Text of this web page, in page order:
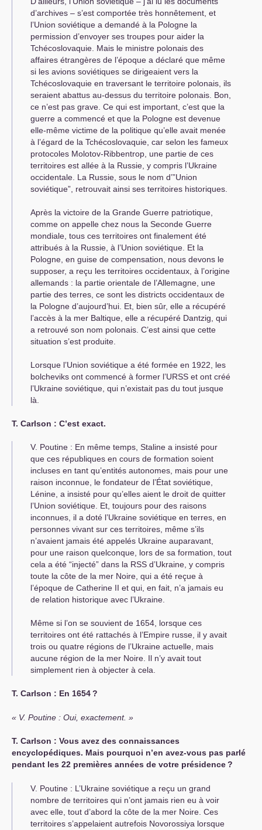
d’archives – s’est comportée très honnêtement, et
l’Union soviétique a demandé à la Pologne la
permission d’envoyer ses troupes pour aider la
Tchécoslovaquie. Mais le ministre polonais des
affaires étrangères de l’époque a déclaré que même
si les avions soviétiques se dirigeaient vers la
Tchécoslovaquie en traversant le territoire polonais, ils
seraient abattus au-dessus du territoire polonais. Bon,
ce n’est pas grave. Ce qui est important, c’est que la
guerre a commencé et que la Pologne est devenue
elle-même victime de la politique qu’elle avait menée
à l’égard de la Tchécoslovaquie, car selon les fameux
protocoles Molotov-Ribbentrop, une partie de ces
territoires est allée à la Russie, y compris l’Ukraine
occidentale. La Russie, sous le nom d’”Union
soviétique”, retrouvait ainsi ses territoires historiques.
Après la victoire de la Grande Guerre patriotique,
comme on appelle chez nous la Seconde Guerre
mondiale, tous ces territoires ont finalement été
attribués à la Russie, à l’Union soviétique. Et la
Pologne, en guise de compensation, nous devons le
supposer, a reçu les territoires occidentaux, à l’origine
allemands : la partie orientale de l’Allemagne, une
partie des terres, ce sont les districts occidentaux de
la Pologne d’aujourd’hui. Et, bien sûr, elle a récupéré
l’accès à la mer Baltique, elle a récupéré Dantzig, qui
a retrouvé son nom polonais. C’est ainsi que cette
situation s’est produite.
Lorsque l’Union soviétique a été formée en 1922, les
bolcheviks ont commencé à former l’URSS et ont créé
l’Ukraine soviétique, qui n’existait pas du tout jusque
là.
Т. Carlson : C’est exact.
V. Poutine : En même temps, Staline a insisté pour
que ces républiques en cours de formation soient
incluses en tant qu’entités autonomes, mais pour une
raison inconnue, le fondateur de l’État soviétique,
Lénine, a insisté pour qu’elles aient le droit de quitter
l’Union soviétique. Et, toujours pour des raisons
inconnues, il a doté l’Ukraine soviétique en terres, en
personnes vivant sur ces territoires, même s’ils
n’avaient jamais été appelés Ukraine auparavant,
pour une raison quelconque, lors de sa formation, tout
cela a été “injecté” dans la RSS d’Ukraine, y compris
toute la côte de la mer Noire, qui a été reçue à
l’époque de Catherine II et qui, en fait, n’a jamais eu
de relation historique avec l’Ukraine.
Même si l’on se souvient de 1654, lorsque ces
territoires ont été rattachés à l’Empire russe, il y avait
trois ou quatre régions de l’Ukraine actuelle, mais
aucune région de la mer Noire. Il n’y avait tout
simplement rien à objecter à cela.
Т. Carlson : En 1654?
V. Poutine : Oui, exactement.
Т. Carlson : Vous avez des connaissances
encyclopédiques. Mais pourquoi n’en avez-vous pas parlé
pendant les 22 premières années de votre présidence?
V. Poutine : L’Ukraine soviétique a reçu un grand
nombre de territoires qui n’ont jamais rien eu à voir
avec elle, tout d’abord la côte de la mer Noire. Ces
territoires s’appelaient autrefois Novorossiya lorsque